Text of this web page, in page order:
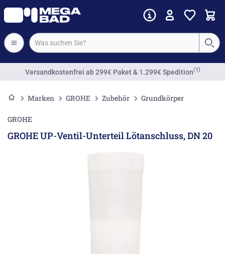
Versandkostenfrei ab 299€ Paket & 1.299€ Spedition(1)
Marken GROHE Zubehör Grundkörper
GROHE
GROHE UP-Ventil-Unterteil Lötanschluss, DN 20